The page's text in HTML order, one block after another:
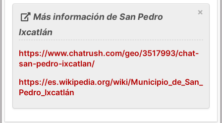
×
Más información de San Pedro
Ixcatlán
https://www.chatrush.com/geo/3517993/chat-
san-pedro-ixcatlan/
https://es.wikipedia.org/wiki/Municipio_de_San_
Pedro_Ixcatlán